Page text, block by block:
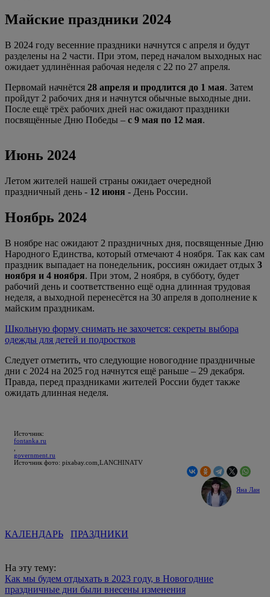
Майские праздники 2024
В 2024 году весенние праздники начнутся с апреля и будут
разделены на 2 части. При этом, перед началом выходных нас
ожидает удлинённая рабочая неделя с 22 по 27 апреля.
Первомай начнётся 28 апреля и продлится до 1 мая. Затем
пройдут 2 рабочих дня и начнутся обычные выходные дни.
После ещё трёх рабочих дней нас ожидают праздники
посвящённые Дню Победы – с 9 мая по 12 мая.
Июнь 2024
Летом жителей нашей страны ожидает очередной
праздничный день - 12 июня - День России.
Ноябрь 2024
В ноябре нас ожидают 2 праздничных дня, посвященные Дню
Народного Единства, который отмечают 4 ноября. Так как сам
праздник выпадает на понедельник, россиян ожидает отдых 3
ноября и 4 ноября. При этом, 2 ноября, в субботу, будет
рабочий день и соответственно ещё одна длинная трудовая
неделя, а выходной перенесётся на 30 апреля в дополнение к
майским праздникам.
Школьную форму снимать не захочется: секреты выбора
одежды для детей и подростков
Следует отметить, что следующие новогодние праздничные
дни с 2024 на 2025 год начнутся ещё раньше – 29 декабря.
Правда, перед праздниками жителей России будет также
ожидать длинная неделя.
Источник:
fontanka.ru
government.ru
Источник фото: pixabay.com,LANCHINATV
Яна Лан
КАЛЕНДАРЬ ПРАЗДНИКИ
На эту тему:
Как мы будем отдыхать в 2023 году, в Новогодние
праздничные дни были внесены изменения